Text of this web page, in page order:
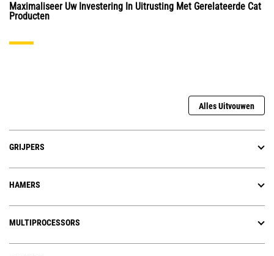
Maximaliseer Uw Investering In Uitrusting Met Gerelateerde Cat
Producten
Alles Uitvouwen
GRIJPERS
HAMERS
MULTIPROCESSORS